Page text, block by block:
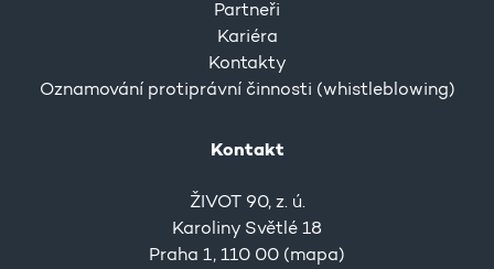
Partneři
Kariéra
Kontakty
Oznamování protiprávní činnosti (whistleblowing)
Kontakt
ŽIVOT 90, z. ú.
Karoliny Světlé 18
Praha 1, 110 00 (mapa)